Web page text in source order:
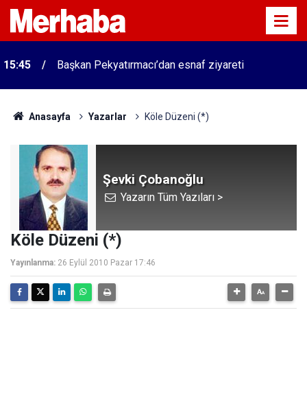
15:45 Başkan Pekyatırmacı’dan esnaf ziyareti
Anasayfa Yazarlar Köle Düzeni (*)
Şevki Çobanoğlu
Yazarın Tüm Yazıları >
Köle Düzeni (*)
Yayınlanma: 26 Eylül 2010 Pazar 17:46